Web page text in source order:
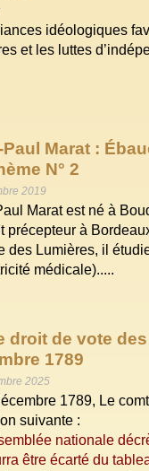
idéologiques
et les luttes
Marat :
N° 2
2019
Marat est né à
précepteur à
des Lumières, il
médicale).....
droit de vote
1789
2025
1789, Le
suivante :
nationale
être écarté du